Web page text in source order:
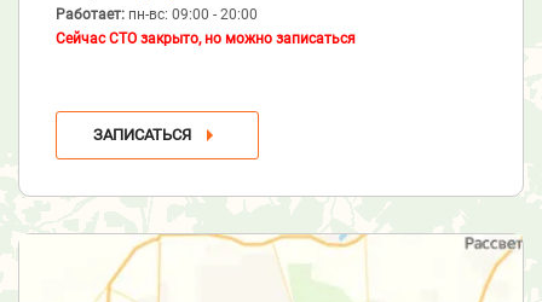
Работает: пн-вс: 09:00 - 20:00
Сейчас СТО закрыто, но можно записаться
ЗАПИСАТЬСЯ